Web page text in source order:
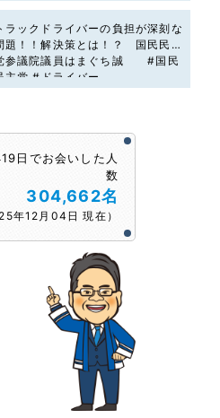
ラックドライバーの負担が深刻な
題！！解決策とは！？ 国民民主
参議院議員はまぐち誠 #国民
主党 #ドライバー
日でお会いした人
数
304,662名
年12月04日 現在）